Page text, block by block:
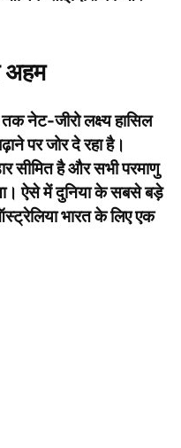
अहम
नेट-जीरो लक्ष्य हासिल
पर जोर दे रहा है।
सीमित है और सभी परमाणु
ऐसे में दुनिया के सबसे बड़े
भारत के लिए एक